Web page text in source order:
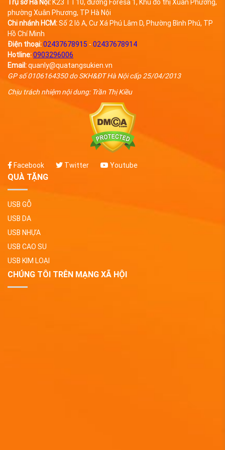
Trụ sở Hà Nội:K23 TT10, đường Foresa 1, Khu đô thị Xuân Phương,
phường Xuân Phương, TP Hà Nội
Chi nhánh HCM:Số 2 lô A, Cư Xá Phú Lâm D, Phường Bình Phú, TP
Hồ Chí Minh
Điện thoại:02437678915 - 02437678914
Hotline:0903296006
Email:quanly@quatangsukien.vn
GP số 0106164350 do SKH&ĐT Hà Nội cấp 25/04/2013
Chịu trách nhiệm nội dung: Trần Thị Kiều
Facebook Twitter Youtube
QUÀ TẶNG
USB GỖ
USB DA
USB NHỰA
USB CAO SU
USB KIM LOẠI
CHÚNG TÔI TRÊN MẠNG XÃ HỘI